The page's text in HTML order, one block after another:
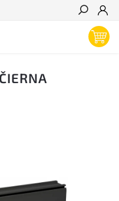
Hľadať